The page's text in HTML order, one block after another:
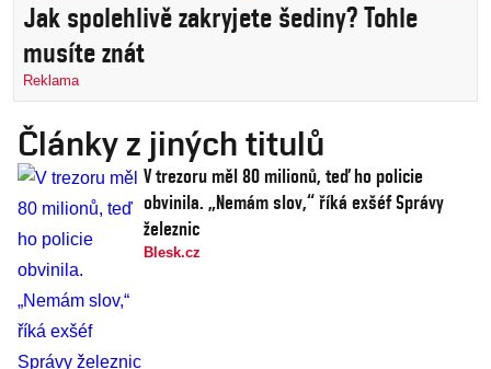
Jak spolehlivě zakryjete šediny? Tohle
musíte znát
Reklama
Články z jiných titulů
V trezoru měl 80 milionů, teď ho policie
obvinila. „Nemám slov,“ říká exšéf Správy
železnic
Blesk.cz